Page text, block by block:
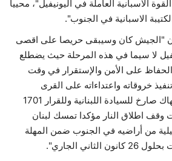
الاسبانية العاملة في اليونيفيل"، محييا
الاسبانية في الجنوب".
"الجيش كان وسيبقى حريصا على اقصى
لا سيما في هذه المرحلة حيث يضطلع
على الأمن والإستقرار في وقت
خروقاته واعتداءاته على القرى
والبلدات الجنوبية في انتهاك صارخ للسيادة اللبنانية وللقرار 1701
وقف اطلاق النار مؤكدا تمسك لبنان
من أراضيه في الجنوب ضمن المهلة
الجاري".